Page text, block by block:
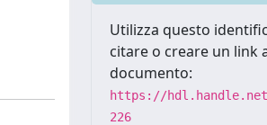
Utilizza questo
citare o creare un link
documento:
https://
226